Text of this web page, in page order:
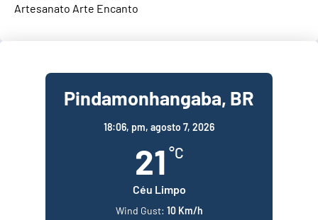
Artesanato Arte Encanto
Pindamonhangaba, BR
18:06, pm, agosto 7, 2026
21 °C
Céu Limpo
Wind Gust: 10 Km/h